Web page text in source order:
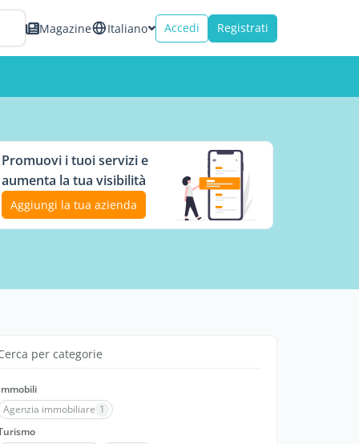
Magazine Italiano Accedi Registrati
Promuovi i tuoi servizi e
aumenta la tua visibilità
Aggiungi la tua azienda
per categorie
Agenzia immobiliare 1